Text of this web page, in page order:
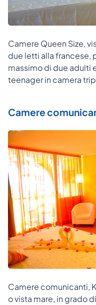
Camere Queen Size,
due letti alla francese,
massimo di due adulti
teenager in camera
Camere
Camere comunicanti,
o vista mare, in grado